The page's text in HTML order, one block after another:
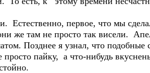
Естественно, первое, что мы
же там не просто так висели.
Позднее я узнал, что
пайку, а что-нибудь